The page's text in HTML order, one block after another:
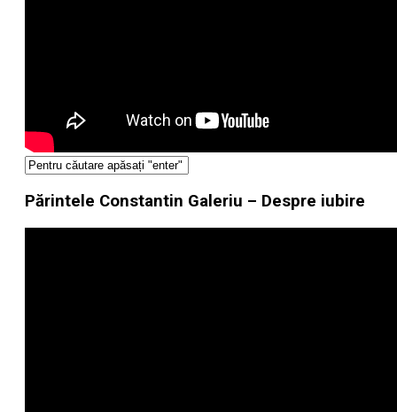
Părintele Constantin Galeriu – Despre iubire